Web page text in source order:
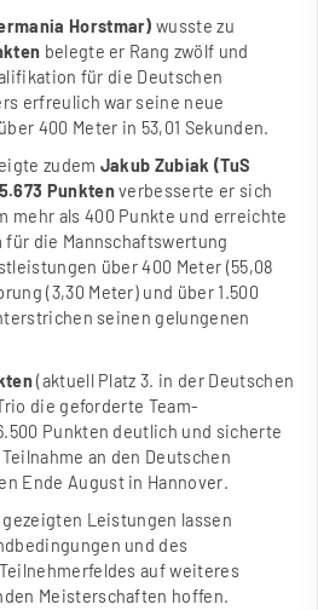
Horstmar)wusste zu
belegte er Rang zwölf und
für die Deutschen
erfreulich war seine neue
400 Meter in 53,01 Sekunden.
zudem Jakub Zubiak (TuS
5.673 Punktenverbesserte er sich
mehr als 400 Punkte und erreichte
die Mannschaftswertung
über 400 Meter (55,08
(3,30 Meter) und über 1.500
seinen gelungenen
(aktuell Platz 3. in der Deutschen
die geforderte Team-
Punkten deutlich und sicherte
an den Deutschen
Ende August in Hannover.
Leistungen lassen
und des
auf weiteres
Meisterschaften hoffen.